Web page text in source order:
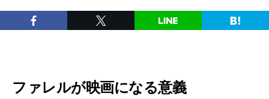
ファレルが映画になる意義